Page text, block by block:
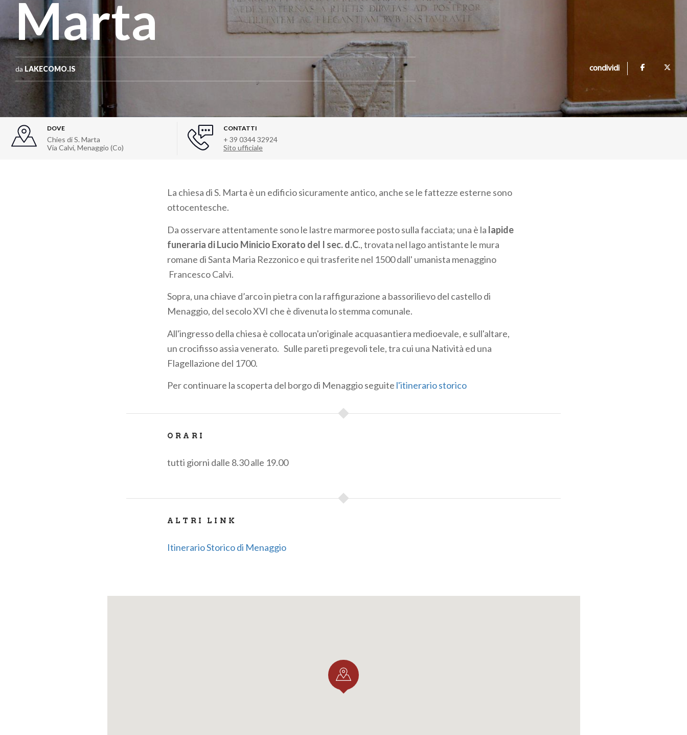
Marta
da LAKECOMO.IS condividi
DOVE
Chies di S. Marta
Via Calvi, Menaggio (Co)
CONTATTI
+ 39 0344 32924
Sito ufficiale
La chiesa di S. Marta è un edificio sicuramente antico, anche se le fattezze esterne sono
ottocentesche.
Da osservare attentamente sono le lastre marmoree posto sulla facciata; una è la lapide
funeraria diLucio Minicio Exorato del I sec. d.C., trovata nel lago antistante le mura
romane di Santa Maria Rezzonico e qui trasferite nel 1500 dall' umanista menaggino
Francesco Calvi.
Sopra, una chiave d’arco in pietra con la raffigurazione a bassorilievo del castello di
Menaggio, del secolo XVI che è divenuta lo stemma comunale.
All'ingresso della chiesa è collocata un'originale acquasantiera medioevale, e sull'altare,
un crocifisso assia venerato. Sulle pareti pregevoli tele, tra cui una Natività ed una
Flagellazione del 1700.
Per continuare la scoperta del borgo di Menaggio seguite l'itinerario storico
ORARI
tutti giorni dalle 8.30 alle 19.00
ALTRI LINK
Itinerario Storico di Menaggio